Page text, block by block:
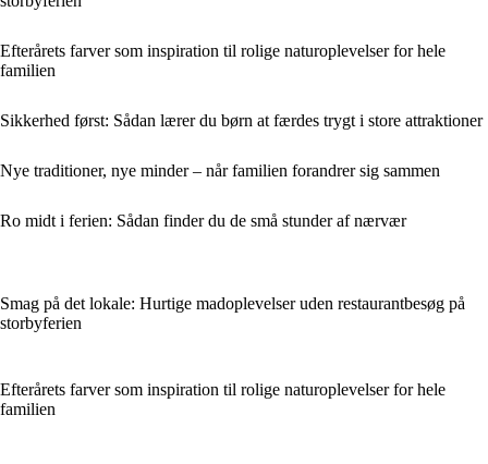
Efterårets farver som inspiration til rolige naturoplevelser for hele
familien
Sikkerhed først: Sådan lærer du børn at færdes trygt i store attraktioner
Nye traditioner, nye minder – når familien forandrer sig sammen
Ro midt i ferien: Sådan finder du de små stunder af nærvær
Smag på det lokale: Hurtige madoplevelser uden restaurantbesøg på
storbyferien
Efterårets farver som inspiration til rolige naturoplevelser for hele
familien